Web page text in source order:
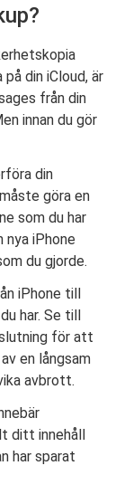
din iCloud, är
från din
innan du gör
din
göra en
som du har
iPhone
du gjorde.
iPhone till
har. Se till
för att
en långsam
avbrott.
ditt innehåll
har sparat